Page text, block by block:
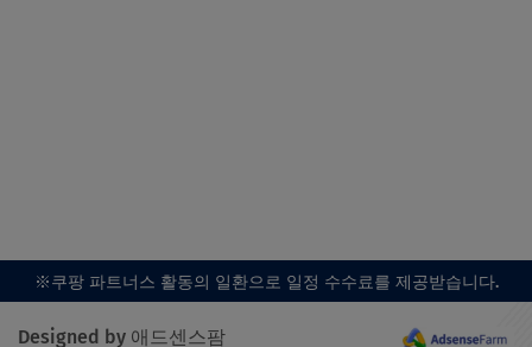
※쿠팡 파트너스 활동의 일환으로 일정 수수료를 제공받습니다.
Designed by 애드센스팜